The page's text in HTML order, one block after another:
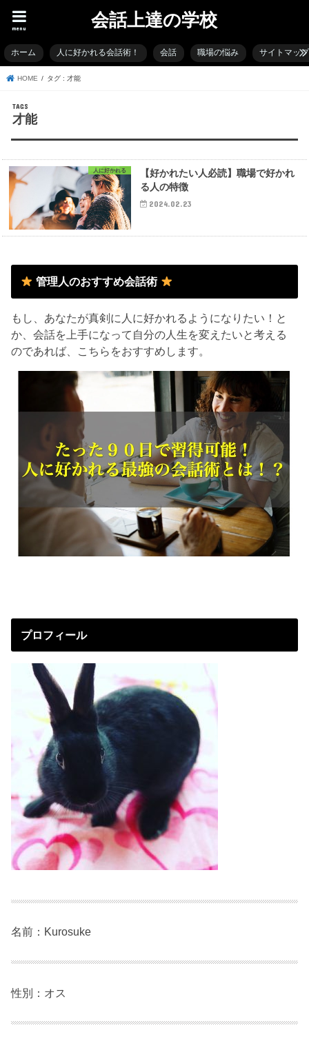
会話上達の学校
menu
ホーム 人に好かれる会話術！ 会話 職場の悩み サイトマップ
HOME タグ : 才能
才能
人に好かれる
【好かれたい人必読】職場で好かれ
る人の特徴
2024.02.23
管理人のおすすめ会話術
もし、あなたが真剣に人に好かれるようになりたい！と
か、会話を上手になって自分の人生を変えたいと考える
のであれば、こちらをおすすめします。
プロフィール
名前：Kurosuke
性別：オス